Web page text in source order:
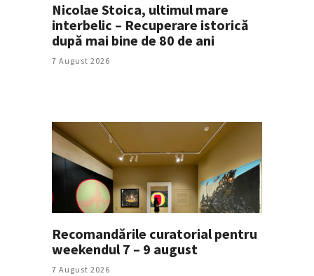
Nicolae Stoica, ultimul mare
interbelic – Recuperare istorică
după mai bine de 80 de ani
7 August 2026
Recomandările curatorial pentru
weekendul 7 – 9 august
7 August 2026